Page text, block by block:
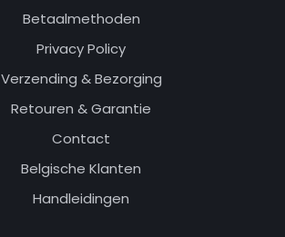
Betaalmethoden
Privacy Policy
Verzending & Bezorging
Retouren & Garantie
Contact
Belgische Klanten
Handleidingen